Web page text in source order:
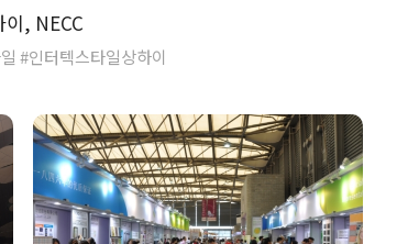
, NECC
#인터텍스타일상하이